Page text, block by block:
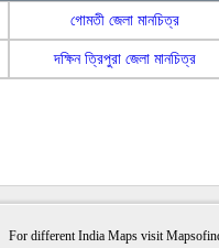
গোমতী জেলা মানচিত্র
দক্ষিন ত্রিপুরা জেলা মানচিত্র
For different India Maps visit